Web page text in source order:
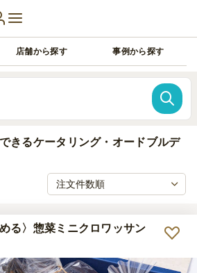
店舗から探す 事例から探す
きるケータリング・オードブルデ
る〉惣菜ミニクロワッサン